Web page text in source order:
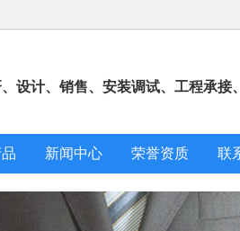
设计、销售、安装调试、工程承接
新闻中心 荣誉资质 联